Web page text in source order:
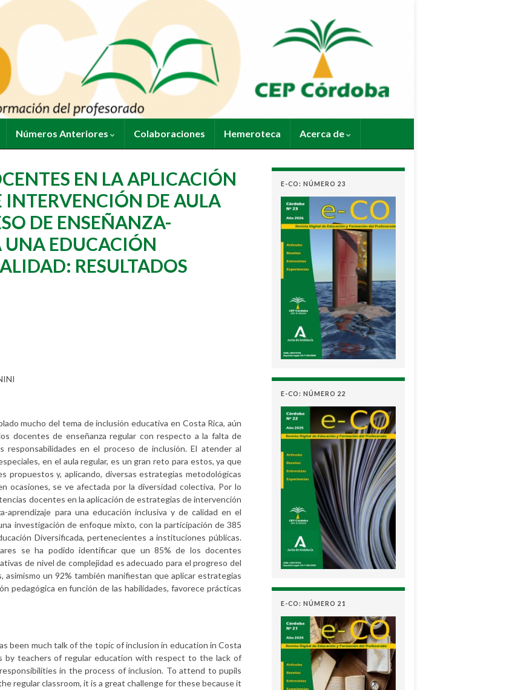
Números Anteriores Colaboraciones Hemeroteca Acerca de
EN LA APLICACIÓN
INTERVENCIÓN DE AULA
DE ENSEÑANZA-
UNA EDUCACIÓN
RESULTADOS
mucho del tema de inclusión educativa en Costa Rica, aún
docentes de enseñanza regular con respecto a la falta de
en el proceso de inclusión. El atender al
en el aula regular, es un gran reto para estos, ya que
propuestos y, aplicando, diversas estrategias metodológicas
ocasiones, se ve afectada por la diversidad colectiva. Por lo
docentes en la aplicación de estrategias de intervención
aprendizaje para una educación inclusiva y de calidad en el
investigación de enfoque mixto, con la participación de 385
Diversificada, pertenecientes a instituciones públicas.
se ha podido identificar que un 85% de los docentes
de nivel de complejidad es adecuado para el progreso del
asimismo un 92% también manifiestan que aplicar estrategias
pedagógica en función de las habilidades, favorece prácticas
been much talk of the topic of inclusion in education in Costa
by teachers of regular education with respect to the lack of
in the process of inclusion. To attend to pupils
regular classroom, it is a great challenge for these because it
E-CO: NÚMERO 23
E-CO: NÚMERO 22
E-CO: NÚMERO 21